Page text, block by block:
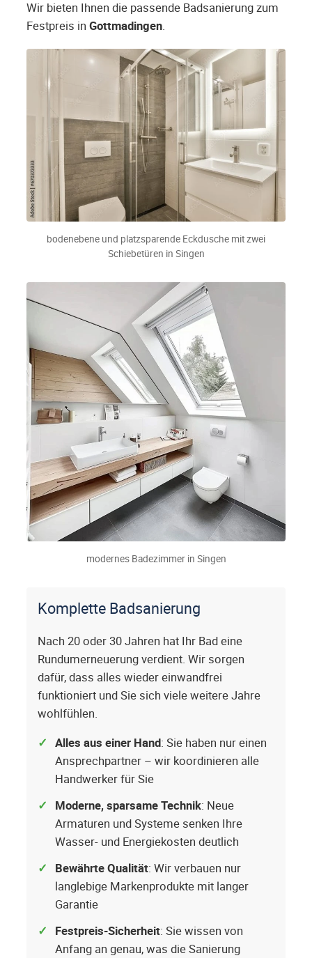
Wir bieten Ihnen die passende Badsanierung zum
Festpreis in Gottmadingen.
bodenebene und platzsparende Eckdusche mit zwei
Schiebetüren in Singen
modernes Badezimmer in Singen
Komplette Badsanierung
Nach 20 oder 30 Jahren hat Ihr Bad eine
Rundumerneuerung verdient. Wir sorgen
dafür, dass alles wieder einwandfrei
funktioniert und Sie sich viele weitere Jahre
wohlfühlen.
Alles aus einer Hand: Sie haben nur einen
Ansprechpartner – wir koordinieren alle
Handwerker für Sie
Moderne, sparsame Technik: Neue
Armaturen und Systeme senken Ihre
Wasser- und Energiekosten deutlich
Bewährte Qualität: Wir verbauen nur
langlebige Markenprodukte mit langer
Garantie
Festpreis-Sicherheit: Sie wissen von
Anfang an genau, was die Sanierung